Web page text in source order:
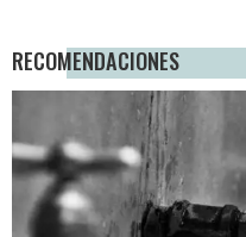
RECOMENDACIONES